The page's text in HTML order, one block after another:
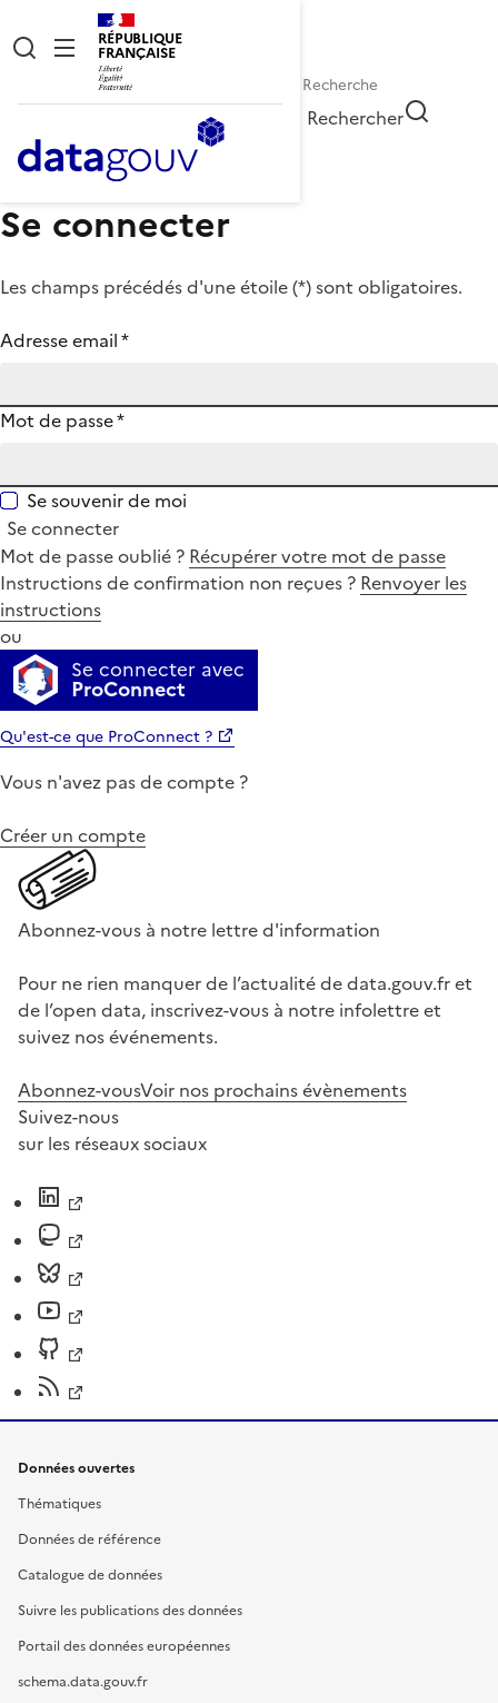
RÉPUBLIQUE
FRANÇAISE
Rechercher
Se connecter
Les champs précédés d'une étoile (*) sont obligatoires.
Adresse email*
Mot de passe*
Se souvenir de moi
Se connecter
Mot de passe oublié ? Récupérer votre mot de passe
Instructions de confirmation non reçues ? Renvoyer les
instructions
ou
Se connecter avec
ProConnect
Qu'est-ce que ProConnect ?
Vous n'avez pas de compte ?
Créer un compte
Abonnez-vous à notre lettre d'information
Pour ne rien manquer de l’actualité de data.gouv.fr et
de l’open data, inscrivez-vous à notre infolettre et
suivez nos événements.
Abonnez-vousVoir nos prochains évènements
Suivez-nous
sur les réseaux sociaux
Données ouvertes
Thématiques
Données de référence
Catalogue de données
Suivre les publications des données
Portail des données européennes
schema.data.gouv.fr